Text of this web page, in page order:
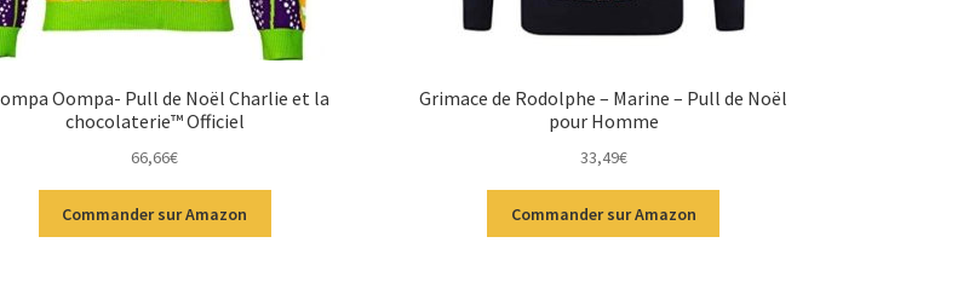
Oompa- Pull de Noël Charlie et la
chocolaterie™ Officiel
66,66€
Commander sur Amazon
Grimace de Rodolphe – Marine – Pull de Noël
pour Homme
33,49€
Commander sur Amazon